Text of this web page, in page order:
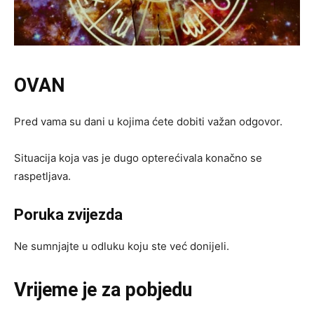
OVAN
Pred vama su dani u kojima ćete dobiti važan odgovor.
Situacija koja vas je dugo opterećivala konačno se
raspetljava.
Poruka zvijezda
Ne sumnjajte u odluku koju ste već donijeli.
Vrijeme je za pobjedu